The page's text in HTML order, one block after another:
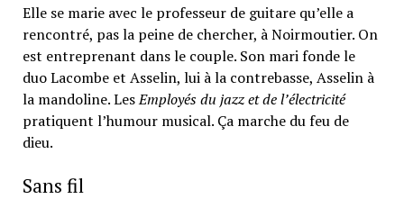
Elle se marie avec le professeur de guitare qu’elle a
rencontré, pas la peine de chercher, à Noirmoutier. On
est entreprenant dans le couple. Son mari fonde le
duo Lacombe et Asselin, lui à la contrebasse, Asselin à
la mandoline. LesEmployés du jazz et de l’électricité
pratiquent l’humour musical. Ça marche du feu de
dieu.
Sans fil